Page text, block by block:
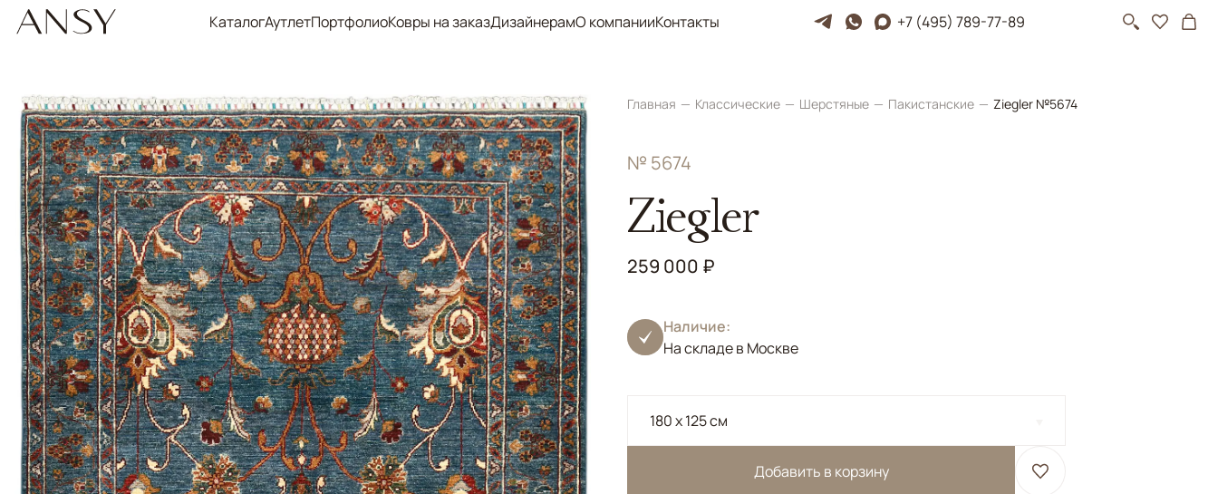
КаталогАутлетПортфолиоКовры на заказДизайнерамО компанииКонтакты +7 (495) 789-77-89
Главная Классические Шерстяные Пакистанские Ziegler №5674
№ 5674
Ziegler
259 000 ₽
Наличие:
На складе в Москве
180 x 125 см
Добавить в корзину